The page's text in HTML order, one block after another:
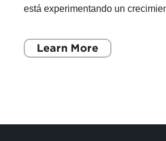
está experimentando un
Learn More